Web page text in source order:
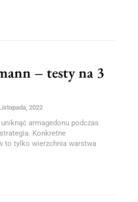
– testy na 3
2022
armagedonu podczas
Konkretne
to tylko wierzchnia warstwa